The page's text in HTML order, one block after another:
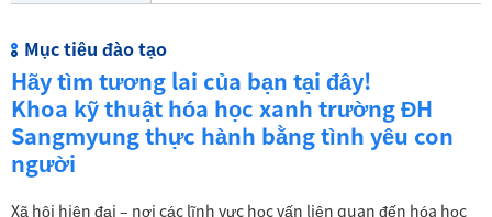
Mục tiêu đào tạo
Hãy tìm tương lai của bạn tại đây!
Khoa kỹ thuật hóa học xanh trường ĐH
Sangmyung thực hành bằng tình yêu con
người
Xã hội hiện đại – nơi các lĩnh vực học vấn liên quan đến hóa học